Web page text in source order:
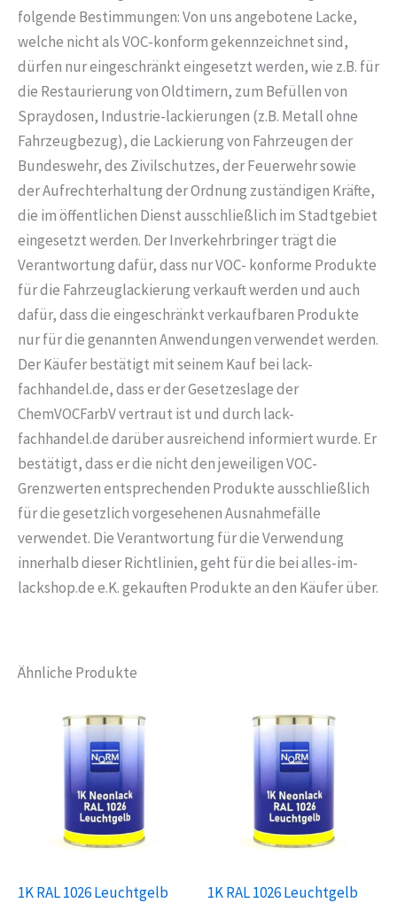
folgende Bestimmungen: Von uns angebotene Lacke,
welche nicht als VOC-konform gekennzeichnet sind,
dürfen nur eingeschränkt eingesetzt werden, wie z.B. für
die Restaurierung von Oldtimern, zum Befüllen von
Spraydosen, Industrie-lackierungen (z.B. Metall ohne
Fahrzeugbezug), die Lackierung von Fahrzeugen der
Bundeswehr, des Zivilschutzes, der Feuerwehr sowie
der Aufrechterhaltung der Ordnung zuständigen Kräfte,
die im öffentlichen Dienst ausschließlich im Stadtgebiet
eingesetzt werden. Der Inverkehrbringer trägt die
Verantwortung dafür, dass nur VOC- konforme Produkte
für die Fahrzeuglackierung verkauft werden und auch
dafür, dass die eingeschränkt verkaufbaren Produkte
nur für die genannten Anwendungen verwendet werden.
Der Käufer bestätigt mit seinem Kauf bei lack-
fachhandel.de, dass er der Gesetzeslage der
ChemVOCFarbV vertraut ist und durch lack-
fachhandel.de darüber ausreichend informiert wurde. Er
bestätigt, dass er die nicht den jeweiligen VOC-
Grenzwerten entsprechenden Produkte ausschließlich
für die gesetzlich vorgesehenen Ausnahmefälle
verwendet. Die Verantwortung für die Verwendung
innerhalb dieser Richtlinien, geht für die bei alles-im-
lackshop.de e.K. gekauften Produkte an den Käufer über.
Ähnliche Produkte
1K RAL 1026 Leuchtgelb
1K RAL 1026 Leuchtgelb